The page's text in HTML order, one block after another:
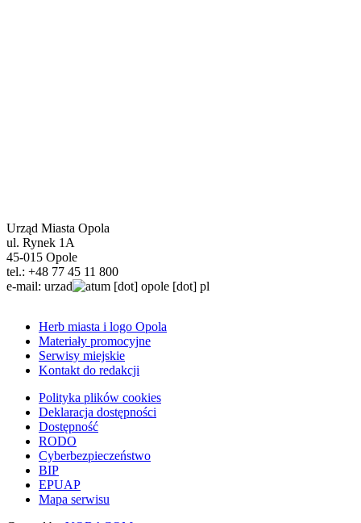
Urząd Miasta Opola
ul. Rynek 1A
45-015 Opole
tel.: +48 77 45 11 800
e-mail: urzad um [dot] opole [dot] pl
Stopka
Herb miasta i logo Opola
Materiały promocyjne
Serwisy miejskie
Kontakt do redakcji
Stopka
Polityka plików cookies
Deklaracja dostępności
Dostępność
RODO
Cyberbezpieczeństwo
BIP
EPUAP
Mapa serwisu